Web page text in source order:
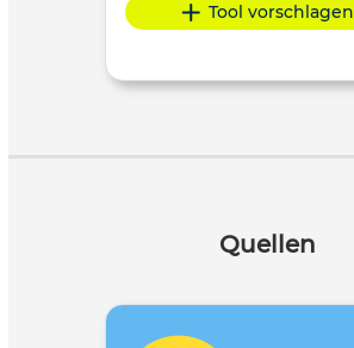
Tool vorschlagen
Quellen